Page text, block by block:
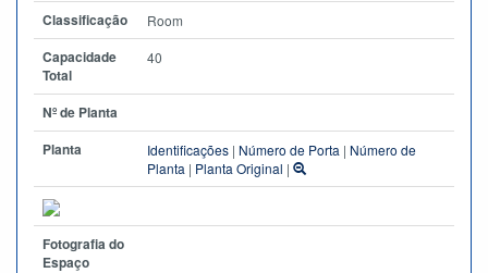
Classificação Room
Capacidade
Total
40
Nº de Planta
Planta
Identificações | Número de Porta | Número de
Planta | Planta Original |
Fotografia do
Espaço